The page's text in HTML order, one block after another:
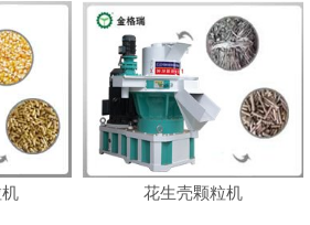
花生壳颗粒机